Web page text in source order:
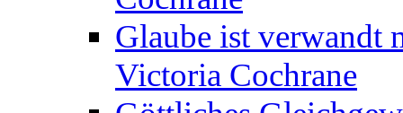
Glaube ist verwandt
Victoria Cochrane